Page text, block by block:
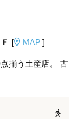
[ MAP ]
揃う土産店。 古